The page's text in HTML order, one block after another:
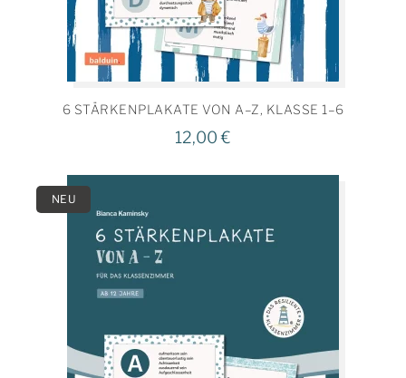
6 STÄRKENPLAKATE VON A–Z, KLASSE 1–6
12,00€
NEU